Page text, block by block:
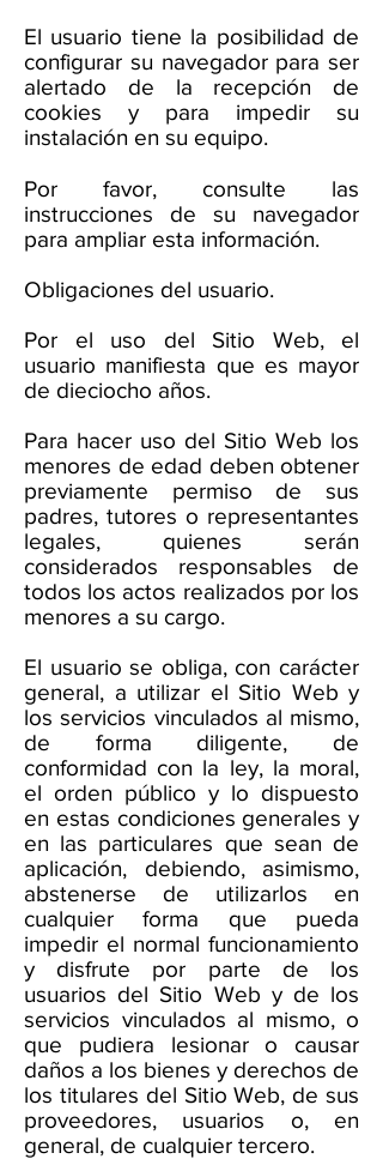
El usuario tiene la posibilidad de
configurar su navegador para ser
alertado de la recepción de
cookies y para impedir su
instalación en su equipo.
Por favor, consulte las
instrucciones de su navegador
para ampliar esta información.
Obligaciones del usuario.
Por el uso del Sitio Web, el
usuario manifiesta que es mayor
de dieciocho años.
Para hacer uso del Sitio Web los
menores de edad deben obtener
previamente permiso de sus
padres, tutores o representantes
legales, quienes serán
considerados responsables de
todos los actos realizados por los
menores a su cargo.
El usuario se obliga, con carácter
general, a utilizar el Sitio Web y
los servicios vinculados al mismo,
de forma diligente, de
conformidad con la ley, la moral,
el orden público y lo dispuesto
en estas condiciones generales y
en las particulares que sean de
aplicación, debiendo, asimismo,
abstenerse de utilizarlos en
cualquier forma que pueda
impedir el normal funcionamiento
y disfrute por parte de los
usuarios del Sitio Web y de los
servicios vinculados al mismo, o
que pudiera lesionar o causar
daños a los bienes y derechos de
los titulares del Sitio Web, de sus
proveedores, usuarios o, en
general, de cualquier tercero.